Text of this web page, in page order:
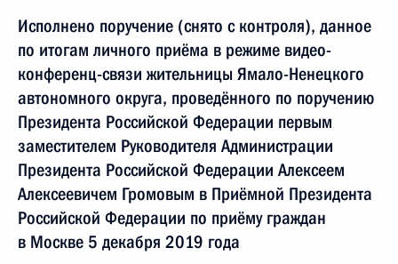
Исполнено поручение (снято с контроля), данное
по итогам личного приёма в режиме видео-
конференц-связи жительницы Ямало-Ненецкого
автономного округа, проведённого по поручению
Президента Российской Федерации первым
заместителем Руководителя Администрации
Президента Российской Федерации Алексеем
Алексеевичем Громовым в Приёмной Президента
Российской Федерации по приёму граждан
в Москве 5 декабря 2019 года